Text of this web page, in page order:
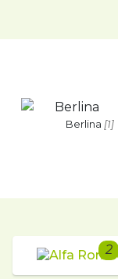
Berlina [1]
2